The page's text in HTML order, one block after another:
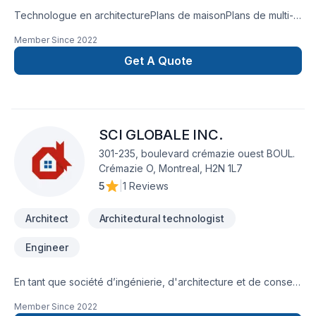
Technologue en architecturePlans de maisonPlans de multi-
d'agrandissementArchitecture
Member Since 2022
Get A Quote
SCI GLOBALE INC.
301-235, boulevard crémazie ouest BOUL.
Crémazie O, Montreal, H2N 1L7
5
1 Reviews
Architect Architectural technologist
Engineer
En tant que société d’ingénierie, d'architecture et de conseil
été de mettre notre expérience, notre passion et notre
Member Since 2022